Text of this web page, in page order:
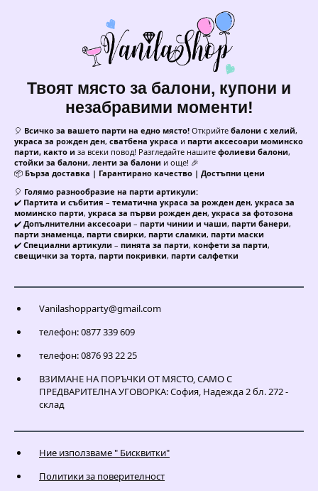
Твоят място за балони, купони и
незабравими моменти!
🎈 Всичко за вашето парти на едно място! Открийте балони с хелий,
украса за рожден ден, сватбена украса и парти аксесоари моминско
парти, както и за всеки повод! Разгледайте нашите фолиеви балони,
стойки за балони, ленти за балони и още! 🎉
📦 Бърза доставка | Гарантирано качество | Достъпни цени
🎈 Голямо разнообразие на парти артикули:
✔️ Партита и събития – тематична украса за рожден ден, украса за
моминско парти, украса за първи рожден ден, украса за фотозона
✔️ Допълнителни аксесоари – парти чинии и чаши, парти банери,
парти знаменца, парти свирки, парти сламки, парти маски
✔️ Специални артикули – пинята за парти, конфети за парти,
свещички за торта, парти покривки, парти салфетки
Vanilashopparty@gmail.com
телефон: 0877 339 609
телефон: 0876 93 22 25
ВЗИМАНЕ НА ПОРЪЧКИ ОТ МЯСТО, САМО С
ПРЕДВАРИТЕЛНА УГОВОРКА: София, Надежда 2 бл. 272 -
склад
Ние използваме " Бисквитки"
Политики за поверителност